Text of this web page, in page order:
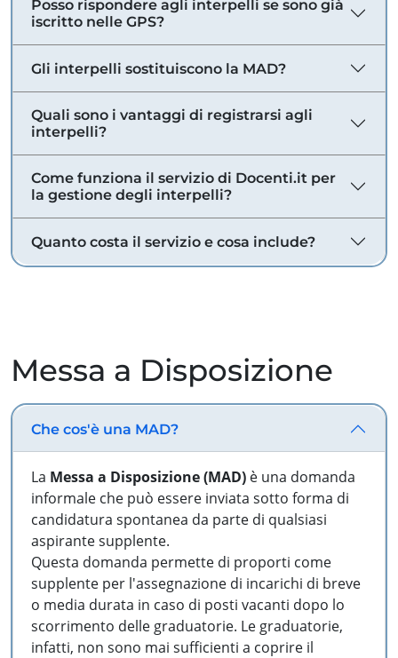
Posso rispondere agli interpelli se sono già
iscritto nelle GPS?
Gli interpelli sostituiscono la MAD?
Quali sono i vantaggi di registrarsi agli
interpelli?
Come funziona il servizio di Docenti.it per
la gestione degli interpelli?
Quanto costa il servizio e cosa include?
Messa a Disposizione
Che cos'è una MAD?
La Messa a Disposizione (MAD) è una domanda
informale che può essere inviata sotto forma di
candidatura spontanea da parte di qualsiasi
aspirante supplente.
Questa domanda permette di proporti come
supplente per l'assegnazione di incarichi di breve
o media durata in caso di posti vacanti dopo lo
scorrimento delle graduatorie. Le graduatorie,
infatti, non sono mai sufficienti a coprire il